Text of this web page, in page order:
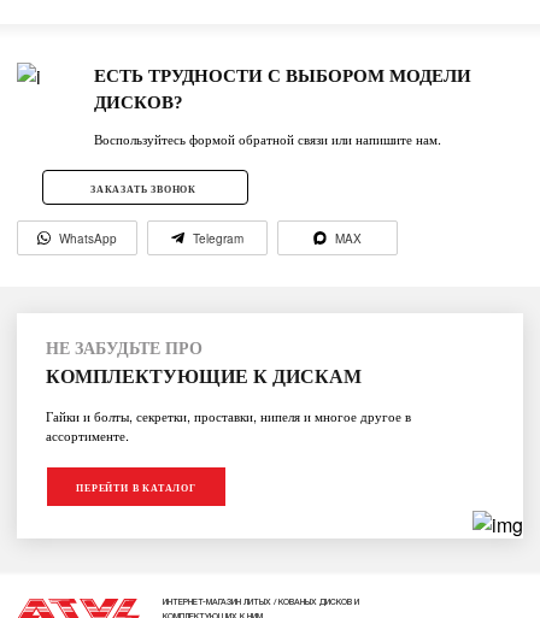
ЕСТЬ ТРУДНОСТИ С ВЫБОРОМ МОДЕЛИ
ДИСКОВ?
Воспользуйтесь формой обратной связи или напишите нам.
ЗАКАЗАТЬ ЗВОНОК
WhatsApp Telegram MAX
НЕ ЗАБУДЬТЕ ПРО
КОМПЛЕКТУЮЩИЕ К ДИСКАМ
Гайки и болты, секретки, проставки, нипеля и многое другое в
ассортименте.
ПЕРЕЙТИ В КАТАЛОГ
ИНТЕРНЕТ-МАГАЗИН ЛИТЫХ / КОВАНЫХ ДИСКОВ И